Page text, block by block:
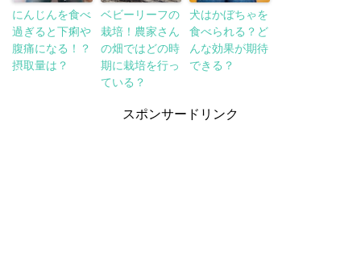
にんじんを食べ
過ぎると下痢や
腹痛になる！？
摂取量は？
ベビーリーフの
栽培！農家さん
の畑ではどの時
期に栽培を行っ
ている？
犬はかぼちゃを
食べられる？ど
んな効果が期待
できる？
スポンサードリンク